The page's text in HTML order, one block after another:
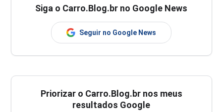
Siga o Carro.Blog.br no Google News
Seguir no Google News
Priorizar o Carro.Blog.br nos meus
resultados Google